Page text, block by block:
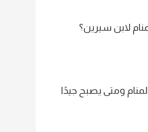
لابن سيرين؟
ومتى يصبح جيدًا